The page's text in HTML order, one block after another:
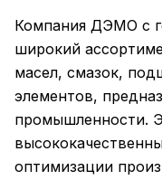
Компания ДЭМО с
широкий
масел, смазок,
элементов,
промышленности.
оптимизации